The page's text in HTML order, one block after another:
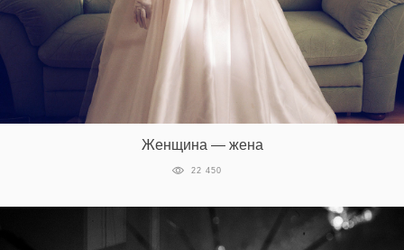
Женщина — жена
22 450